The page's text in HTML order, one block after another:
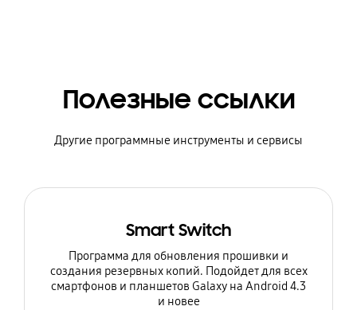
Полезные ссылки
Другие программные инструменты и сервисы
Smart Switch
Программа для обновления прошивки и
создания резервных копий. Подойдет для всех
смартфонов и планшетов Galaxy на Android 4.3
и новее